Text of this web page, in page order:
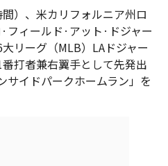
）、米カリフォルニア州ロ
フィールド·アット·ドジャー
リーグ（MLB）LAドジャー
打者兼右翼手として先発出
サイドパークホームラン」を